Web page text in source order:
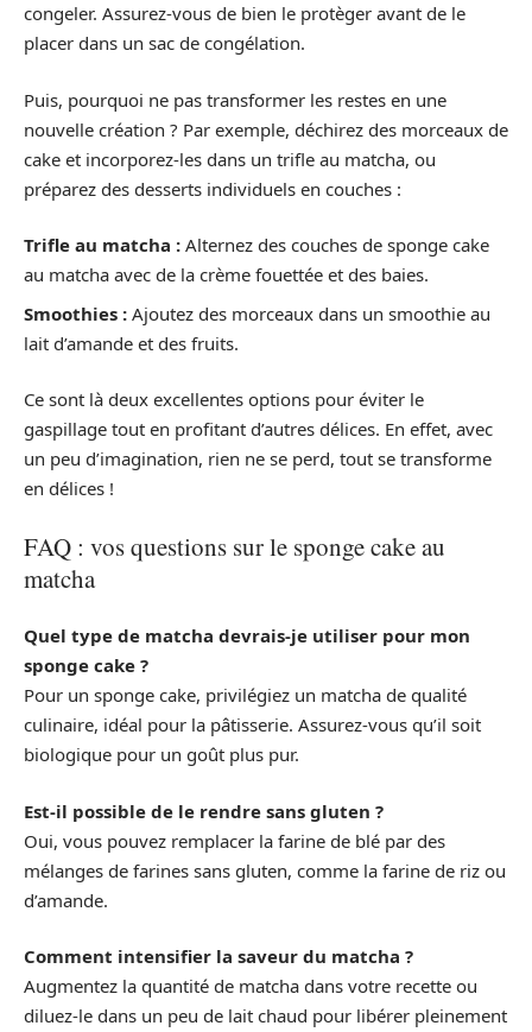
congeler. Assurez-vous de bien le protèger avant de le
placer dans un sac de congélation.
Puis, pourquoi ne pas transformer les restes en une
nouvelle création ? Par exemple, déchirez des morceaux de
cake et incorporez-les dans un trifle au matcha, ou
préparez des desserts individuels en couches :
Trifle au matcha : Alternez des couches de sponge cake
au matcha avec de la crème fouettée et des baies.
Smoothies : Ajoutez des morceaux dans un smoothie au
lait d’amande et des fruits.
Ce sont là deux excellentes options pour éviter le
gaspillage tout en profitant d’autres délices. En effet, avec
un peu d’imagination, rien ne se perd, tout se transforme
en délices !
FAQ : vos questions sur le sponge cake au
matcha
Quel type de matcha devrais-je utiliser pour mon
sponge cake ?
Pour un sponge cake, privilégiez un matcha de qualité
culinaire, idéal pour la pâtisserie. Assurez-vous qu’il soit
biologique pour un goût plus pur.
Est-il possible de le rendre sans gluten ?
Oui, vous pouvez remplacer la farine de blé par des
mélanges de farines sans gluten, comme la farine de riz ou
d’amande.
Comment intensifier la saveur du matcha ?
Augmentez la quantité de matcha dans votre recette ou
diluez-le dans un peu de lait chaud pour libérer pleinement